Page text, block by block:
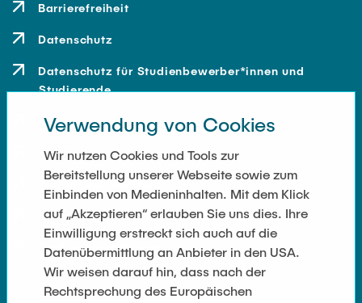
Barrierefreiheit
Datenschutz
Datenschutz für Studienbewerber*innen und
Studierende
Kontakt
Anfahrt
Presse und Medien
Merchandise-Shop
Cookie-Einstellungen
Verwendung von Cookies
Wir nutzen Cookies und Tools zur
Bereitstellung unserer Webseite sowie zum
Einbinden von Medieninhalten. Mit dem Klick
auf „Akzeptieren“ erlauben Sie uns dies. Ihre
Einwilligung erstreckt sich auch auf die
Datenübermittlung an Anbieter in den USA.
Wir weisen darauf hin, dass nach der
Rechtsprechung des Europäischen